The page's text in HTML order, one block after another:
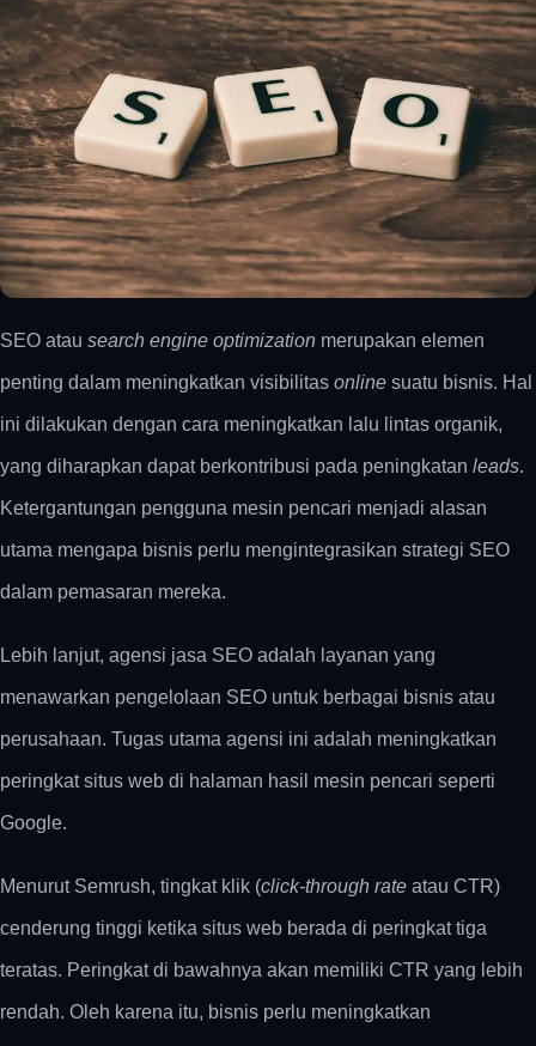
SEO atau search engine optimization merupakan elemen
penting dalam meningkatkan visibilitas online suatu bisnis. Hal
ini dilakukan dengan cara meningkatkan lalu lintas organik,
yang diharapkan dapat berkontribusi pada peningkatan leads.
Ketergantungan pengguna mesin pencari menjadi alasan
utama mengapa bisnis perlu mengintegrasikan strategi SEO
dalam pemasaran mereka.
Lebih lanjut, agensi jasa SEO adalah layanan yang
menawarkan pengelolaan SEO untuk berbagai bisnis atau
perusahaan. Tugas utama agensi ini adalah meningkatkan
peringkat situs web di halaman hasil mesin pencari seperti
Google.
Menurut Semrush, tingkat klik (click-through rate atau CTR)
cenderung tinggi ketika situs web berada di peringkat tiga
teratas. Peringkat di bawahnya akan memiliki CTR yang lebih
rendah. Oleh karena itu, bisnis perlu meningkatkan